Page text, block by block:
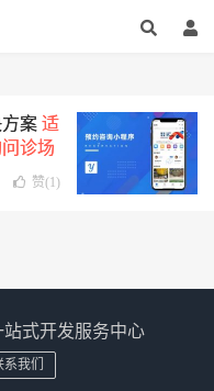
案 适
诊场
赞(1)
站式开发服务中心
系我们